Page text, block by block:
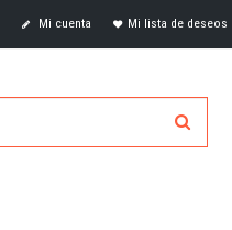
Mi cuenta Mi lista de deseos